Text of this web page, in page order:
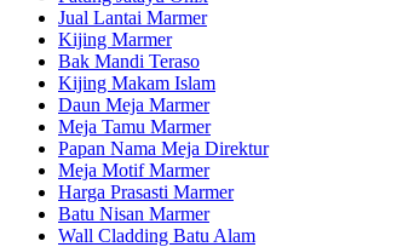
Jual Lantai Marmer
Kijing Marmer
Bak Mandi Teraso
Kijing Makam Islam
Daun Meja Marmer
Meja Tamu Marmer
Papan Nama Meja Direktur
Meja Motif Marmer
Harga Prasasti Marmer
Batu Nisan Marmer
Wall Cladding Batu Alam